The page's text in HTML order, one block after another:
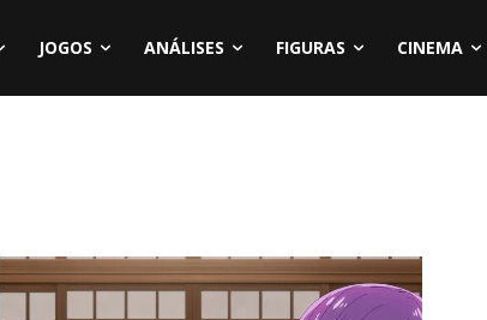
JOGOS ANÁLISES FIGURAS CINEMA